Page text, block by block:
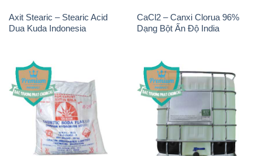
Axit Stearic – Stearic Acid
Dua Kuda Indonesia
CaCl2 – Canxi Clorua 96%
Dạng Bột Ấn Độ India